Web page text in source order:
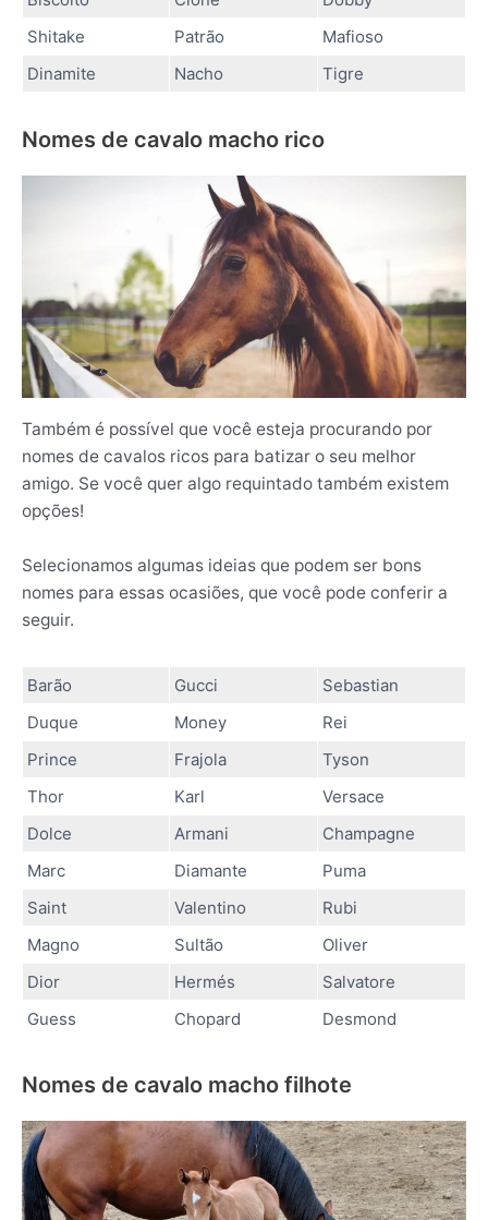
Shitake
Patrão
Mafioso
Dinamite
Nacho Tigre
Nomes de cavalo macho rico
Também é possível que você esteja procurando por
nomes de cavalos ricos para batizar o seu melhor
amigo. Se você quer algo requintado também existem
opções!
Selecionamos algumas ideias que podem ser bons
nomes para essas ocasiões, que você pode conferir a
seguir.
Barão Gucci
Sebastian
Duque
Money
Rei
Prince
Frajola
Tyson
Thor
Karl
Versace
Dolce
Armani
Champagne
Marc
Diamante
Puma
Saint
Valentino
Rubi
Magno
Sultão
Oliver
Dior
Hermés
Salvatore
Guess
Chopard Desmond
Nomes de cavalo macho filhote